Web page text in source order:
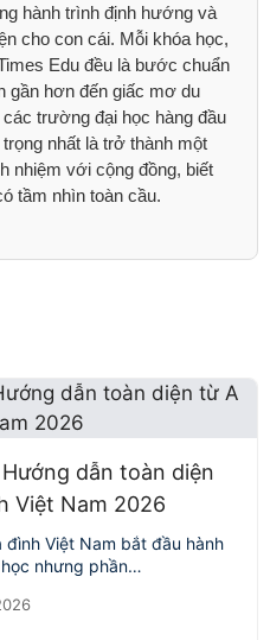
hành trình định hướng và
cho con cái. Mỗi khóa học,
Edu đều là bước chuẩn
gần hơn đến giấc mơ du
trường đại học hàng đầu
nhất là trở thành một
nhiệm với cộng đồng, biết
tầm nhìn toàn cầu.
dẫn toàn diện
Việt Nam 2026
đình Việt Nam bắt đầu hành
nhưng phần…